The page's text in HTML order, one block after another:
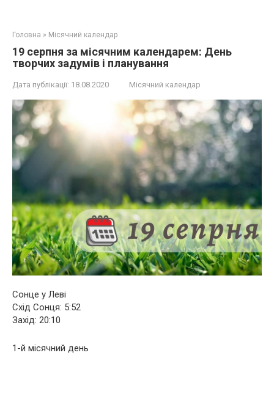
Головна » Місячний календар
19 серпня за місячним календарем: День
творчих задумів і планування
Дата публікації: 18.08.2020 Місячний календар
Сонце у Леві
Схід Сонця: 5:52
Захід: 20:10
1-й місячний день